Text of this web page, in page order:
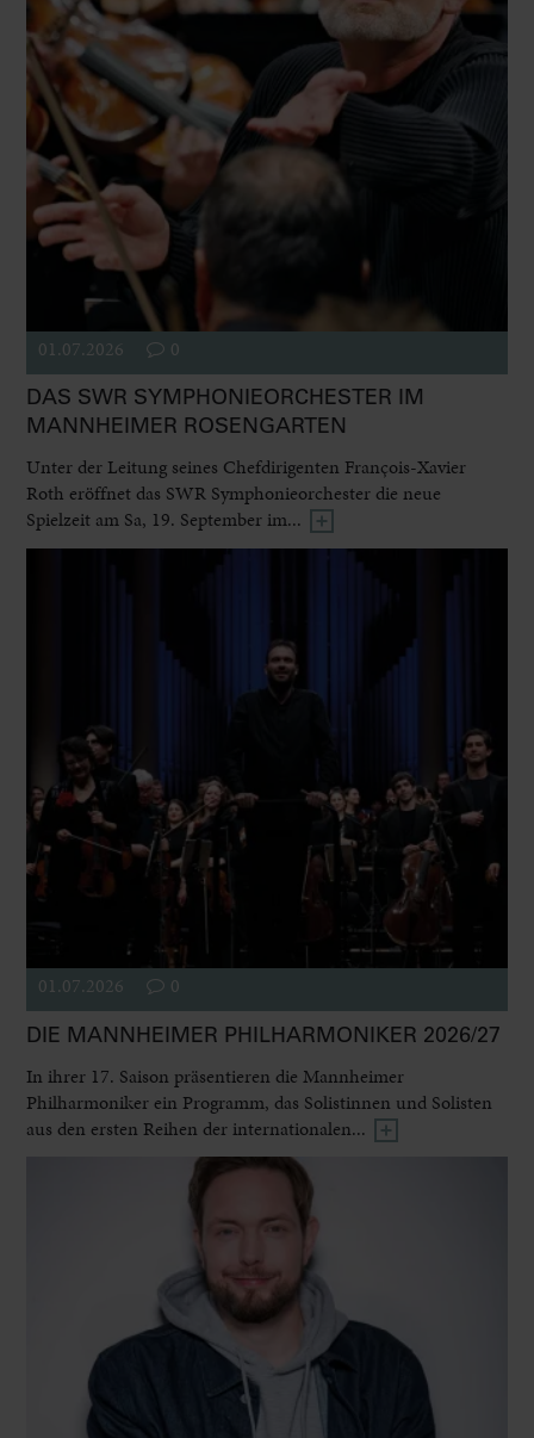
01.07.2026 0
DAS SWR SYMPHONIEORCHESTER IM
MANNHEIMER ROSENGARTEN
Unter der Leitung seines Chefdirigenten François-Xavier
Roth eröffnet das SWR Symphonieorchester die neue
Spielzeit am Sa, 19. September im...
01.07.2026 0
DIE MANNHEIMER PHILHARMONIKER 2026/27
In ihrer 17. Saison präsentieren die Mannheimer
Philharmoniker ein Programm, das Solistinnen und Solisten
aus den ersten Reihen der internationalen...